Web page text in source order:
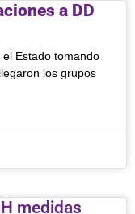
a DD
Estado tomando
los grupos
medidas